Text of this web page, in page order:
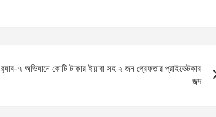
র‌্যাব-৭ অভিযানে কোটি টাকার ইয়াবা সহ ২ জন গ্রেফতার প্রাইভেটকার
জব্দ